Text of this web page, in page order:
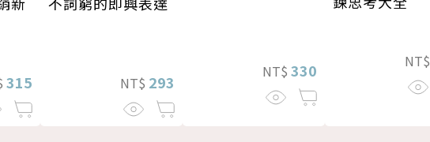
315 NT$ 293
NT$ 330 NT$